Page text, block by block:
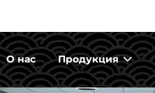
О нас Продукция